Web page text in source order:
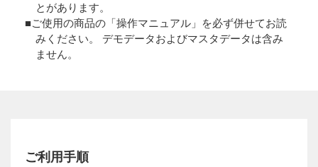
とがあります。
ご使用の商品の「操作マニュアル」を必ず併せてお読
みください。 デモデータおよびマスタデータは含み
ません。
ご利用手順